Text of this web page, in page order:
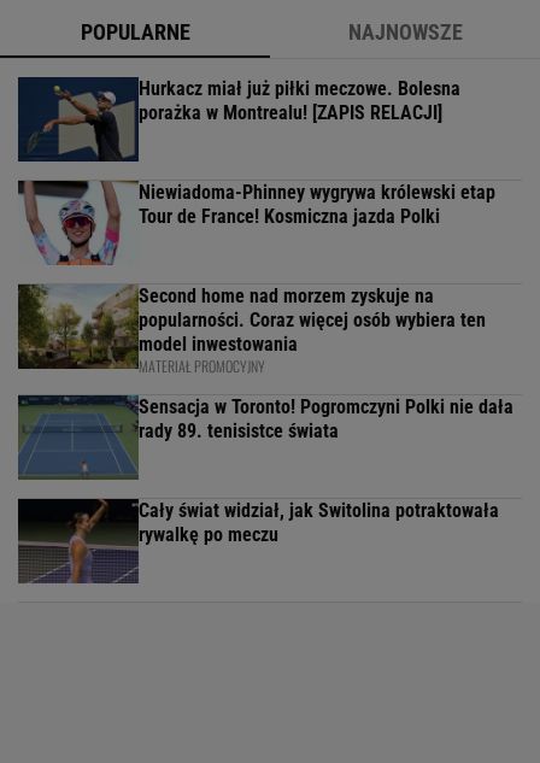
POPULARNE NAJNOWSZE
Hurkacz miał już piłki meczowe. Bolesna
porażka w Montrealu! [ZAPIS RELACJI]
Niewiadoma-Phinney wygrywa królewski etap
Tour de France! Kosmiczna jazda Polki
Second home nad morzem zyskuje na
popularności. Coraz więcej osób wybiera ten
model inwestowania
MATERIAŁ PROMOCYJNY
Sensacja w Toronto! Pogromczyni Polki nie dała
rady 89. tenisistce świata
Cały świat widział, jak Switolina potraktowała
rywalkę po meczu